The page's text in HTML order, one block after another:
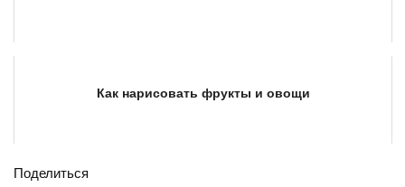
Как нарисовать фрукты и овощи
Поделиться